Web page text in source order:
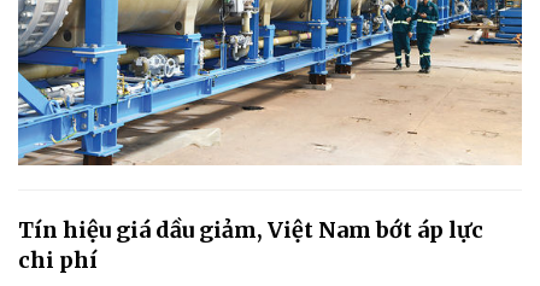
Tín hiệu giá dầu giảm, Việt Nam bớt áp lực
chi phí